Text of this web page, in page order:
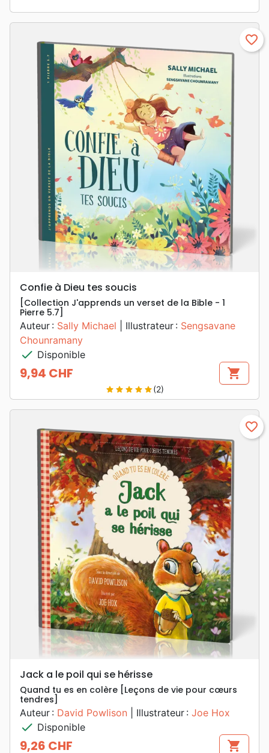
favorite_border
Confie à Dieu tes soucis
[Collection J'apprends un verset de la Bible - 1
Pierre 5.7]
Auteur : Sally Michael | Illustrateur : Sengsavane
Chounramany
check Disponible
Prix
9,94 CHF shopping_cart
star star star star star(2)
favorite_border
Jack a le poil qui se hérisse
Quand tu es en colère [Leçons de vie pour cœurs
tendres]
Auteur : David Powlison | Illustrateur : Joe Hox
check Disponible
9,26 CHF shopping_cart